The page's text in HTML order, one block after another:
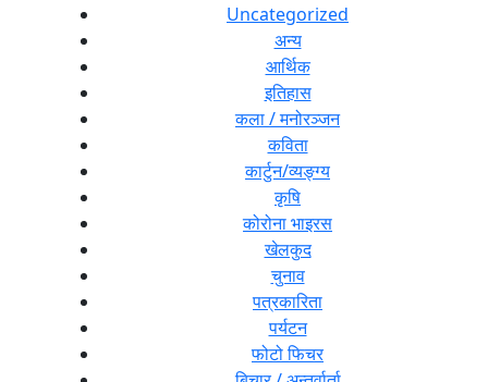
Uncategorized
अन्य
आर्थिक
इतिहास
कला / मनोरञ्जन
कविता
कार्टुन/व्यङ्ग्य
कृषि
कोरोना भाइरस
खेलकुद
चुनाव
पत्रकारिता
पर्यटन
फोटो फिचर